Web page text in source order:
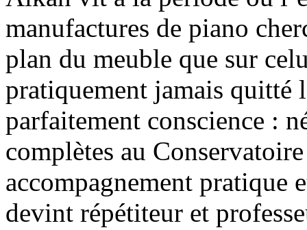
manufactures de piano
plan du meuble que sur
pratiquement jamais quitté
parfaitement conscience :
complètes au
accompagnement pratique
devint répétiteur et